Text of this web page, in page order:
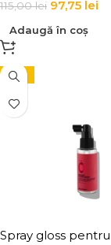
115,00lei 97,75 lei
Adaugă în coș
-15%
Spray gloss pentru